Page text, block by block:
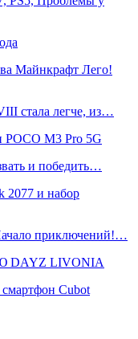
Майнкрафт Лего!
стала легче, из…
POCO M3 Pro 5G
и победить…
2077 и набор
приключений!…
LIVONIA
Cubot